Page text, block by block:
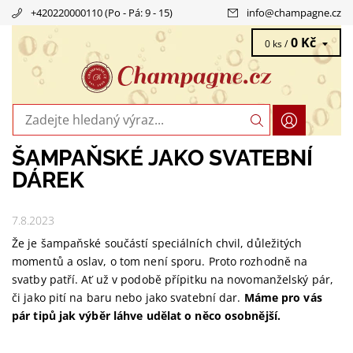
+420220000110 (Po - Pá: 9 - 15) info@champagne.cz
0 ks / 0 Kč
ŠAMPAŇSKÉ JAKO SVATEBNÍ
DÁREK
7.8.2023
Že je šampaňské součástí speciálních chvil, důležitých
momentů a oslav, o tom není sporu. Proto rozhodně na
svatby patří. Ať už v podobě přípitku na novomanželský pár,
či jako pití na baru nebo jako svatební dar. Máme pro vás
pár tipů jak výběr láhve udělat o něco osobnější.